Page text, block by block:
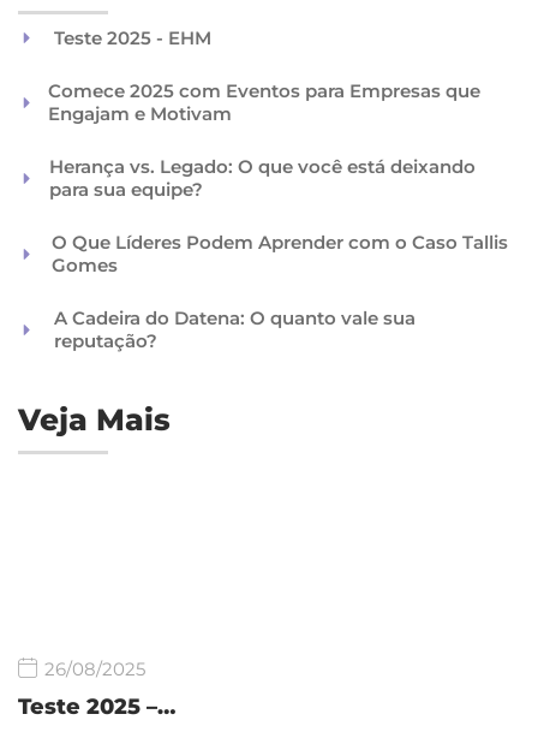
Teste 2025 - EHM
Comece 2025 com Eventos para Empresas que
Engajam e Motivam
Herança vs. Legado: O que você está deixando
para sua equipe?
O Que Líderes Podem Aprender com o Caso Tallis
Gomes
A Cadeira do Datena: O quanto vale sua
reputação?
Veja Mais
26/08/2025
Teste 2025 –…